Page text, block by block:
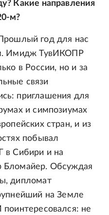
Какие направления
м?
год для нас
Имидж ТувИКОПР
в России, но и за
связи
приглашения для
и симпозиумах
стран, и из
побывал
в Сибири и на
Бломайер. Обсуждая
дипломат
на Земле
не